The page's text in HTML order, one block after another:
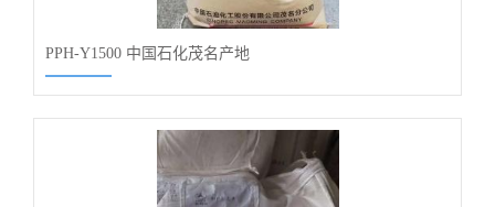
PPH-Y1500 中国石化茂名产地